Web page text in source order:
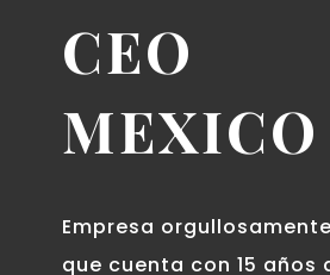
CEO
MEXICO
Empresa
que cuenta con 15 años